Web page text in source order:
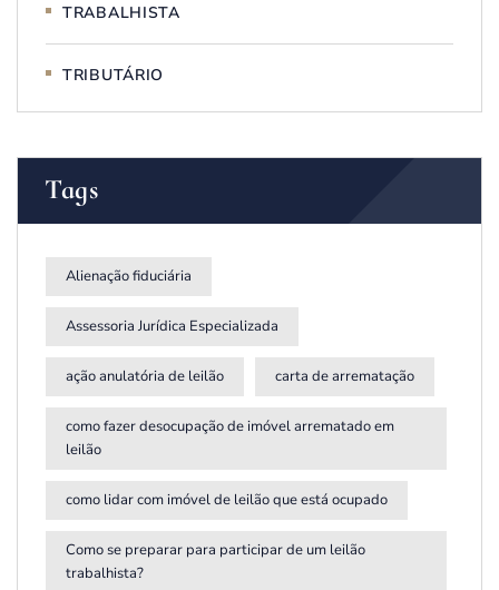
TRABALHISTA
TRIBUTÁRIO
Tags
Alienação fiduciária
Assessoria Jurídica Especializada
ação anulatória de leilão carta de arrematação
como fazer desocupação de imóvel arrematado em
leilão
como lidar com imóvel de leilão que está ocupado
Como se preparar para participar de um leilão
trabalhista?